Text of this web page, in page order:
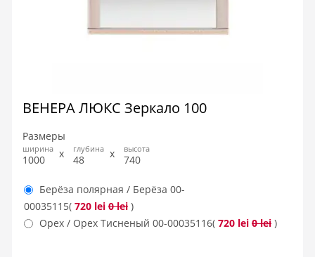
ВЕНЕРА ЛЮКС Зеркало 100
Размеры
ширина
1000
глубина
48
высота
740
Берёза полярная / Берёза 00-
00035115( 720 lei 0 lei )
Орех / Орех Тисненый 00-00035116( 720 lei 0 lei )